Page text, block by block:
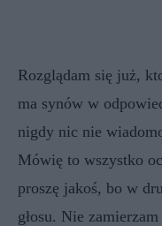
Rozglądam się już,
ma synów w
nigdy nic nie
Mówię to wszystko
proszę jakoś, bo w
głosu. Nie